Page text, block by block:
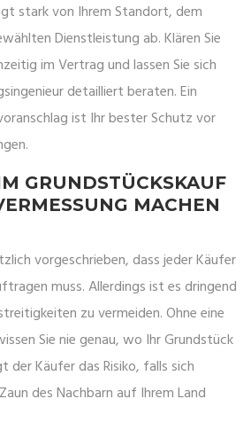
stark von Ihrem Standort, dem
Dienstleistung ab. Klären Sie
im Vertrag und lassen Sie sich
detailliert beraten. Ein
ist Ihr bester Schutz vor
GRUNDSTÜCKSKAUF
MACHEN
vorgeschrieben, dass jeder Käufer
muss. Allerdings ist es dringend
zu vermeiden. Ohne eine
Sie nie genau, wo Ihr Grundstück
Käufer das Risiko, falls sich
des Nachbarn auf Ihrem Land